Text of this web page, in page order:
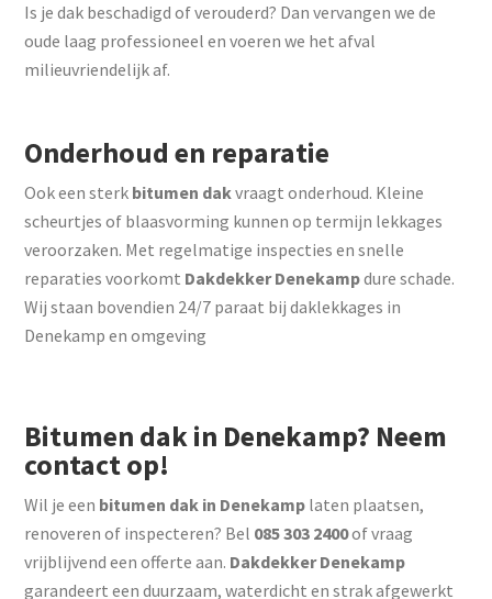
Is je dak beschadigd of verouderd? Dan vervangen we de
oude laag professioneel en voeren we het afval
milieuvriendelijk af.
Onderhoud en reparatie
Ook een sterk bitumen dakvraagt onderhoud. Kleine
scheurtjes of blaasvorming kunnen op termijn lekkages
veroorzaken. Met regelmatige inspecties en snelle
reparaties voorkomt Dakdekker Denekampdure schade.
Wij staan bovendien 24/7 paraat bij daklekkages in
Denekamp en omgeving
Bitumen dak in Denekamp? Neem
contact op!
Wil je een bitumen dak in Denekamp laten plaatsen,
renoveren of inspecteren? Bel 085 303 2400of vraag
vrijblijvend een offerte aan. Dakdekker Denekamp
garandeert een duurzaam, waterdicht en strak afgewerkt